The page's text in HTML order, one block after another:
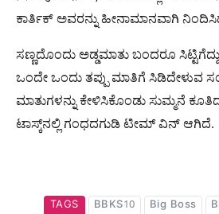
ಕಾರ್ತಿಕ್‌ ಅವರನ್ನು ಹೀನಾಮಾನವಾಗಿ
ಸಣ್ಣದೊಂದು ಅಡ್ಡಮಾತು ಬಂದರೂ
ಒಂದೇ ಒಂದು ತಪ್ಪು ಮಾತಿಗೆ ಸಿಡಿದೇಳುವ
ಮಾತುಗಳನ್ನು ಕೇಳಿಸಿಕೊಂಡು ಸುಮ್ಮನೆ
ಟಾಸ್ಕ್​ನಲ್ಲಿ ಗಂಧದಗುಡಿ ಟೀಮ್ ವಿನ್ ಆಗಿದೆ.
TAGS BBKS10 Big Boss